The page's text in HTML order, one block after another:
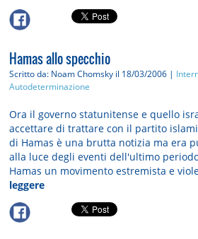
Hamas allo specchio
Scritto da: Noam Chomsky il 18/03/2006 |
Autodeterminazione
Ora il governo statunitense e quello
accettare di trattare con il partito
di Hamas è una brutta notizia ma era
alla luce degli eventi dell'ultimo
Hamas un movimento estremista e
leggere